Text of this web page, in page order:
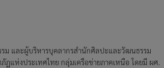
ม และผู้บริหารบุคลากรสำนักศิลปะและวัฒนธรรม
แห่งประเทศไทย กลุ่มเครือข่ายภาคเหนือ โดยมี ผศ.